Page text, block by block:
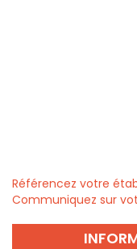
Référencez votre
Communiquez sur